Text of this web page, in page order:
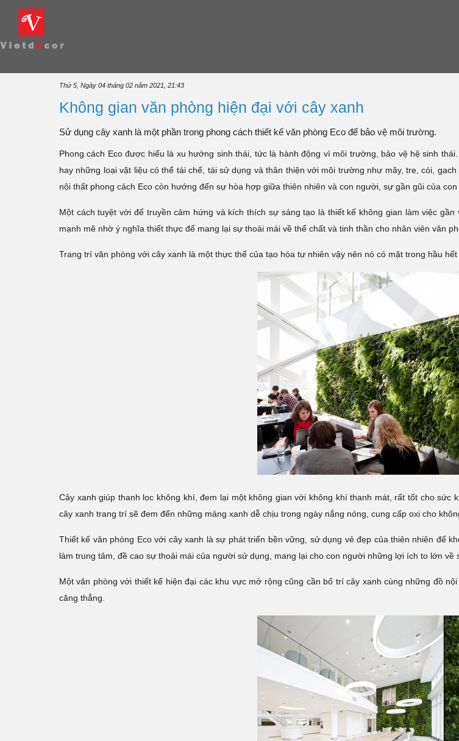
Thứ 5, Ngày 04 tháng 02 năm 2021, 21:43
Không gian văn phòng hiện đại với cây xanh
Sử dụng cây xanh là một phần trong phong cách thiết kế văn phòng Eco để bảo vệ môi trường.
Phong cách Eco được hiểu là xu hướng sinh thái, tức là hành động vì môi trường, bảo vệ hệ sinh
hay những loại vật liệu có thể tái chế, tái sử dụng và thân thiện với môi trường như mây, tre, cói,
nội thất phong cách Eco còn hướng đến sự hòa hợp giữa thiên nhiên và con người, sự gần gũi của
Một cách tuyệt vời để truyền cảm hứng và kích thích sự sáng tạo là thiết kế không gian làm việc
mạnh mẽ nhờ ý nghĩa thiết thực để mang lại sự thoải mái về thể chất và tinh thần cho nhân viên văn
Trang trí văn phòng với cây xanh là một thực thể của tạo hóa tự nhiên vậy nên nó có mặt trong hầu
Cây xanh giúp thanh lọc không khí, đem lại một không gian với không khí thanh mát, rất tốt cho
cây xanh trang trí sẽ đem đến những mảng xanh dễ chịu trong ngày nắng nóng, cung cấp oxi cho
Thiết kế văn phòng Eco với cây xanh là sự phát triển bền vững, sử dụng vẻ đẹp của thiên nhiên để
làm trung tâm, đề cao sự thoải mái của người sử dụng, mang lại cho con người những lợi ích to lớn về
Một văn phòng với thiết kế hiện đại các khu vực mở rộng cũng cần bố trí cây xanh cùng những đồ
căng thẳng.